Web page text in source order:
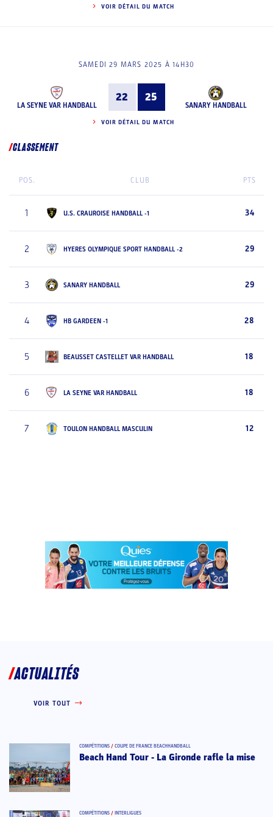
VOIR DÉTAIL DU MATCH
SAMEDI 29 MARS 2025 À 14H30
LA SEYNE VAR HANDBALL
22 25
SANARY HANDBALL
VOIR DÉTAIL DU MATCH
CLASSEMENT
POS. CLUB PTS
1 U.S. CRAUROISE HANDBALL -1 34
2 HYERES OLYMPIQUE SPORT HANDBALL -2 29
3 SANARY HANDBALL 29
4 HB GARDEEN -1 28
5 BEAUSSET CASTELLET VAR HANDBALL 18
6 LA SEYNE VAR HANDBALL 18
7 TOULON HANDBALL MASCULIN 12
ACTUALITÉS
VOIR TOUT
COMPÉTITIONS / COUPE DE FRANCE BEACHHANDBALL
Beach Hand Tour - La Gironde rafle la mise
COMPÉTITIONS / INTERLIGUES